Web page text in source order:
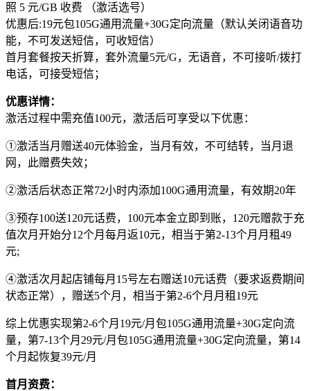
照 5 元/GB 收费 （激活选号）
优惠后:19元包105G通用流量+30G定向流量（默认关闭语音功
能，不可发送短信，可收短信）
首月套餐按天折算，套外流量5元/G，无语音，不可接听/拨打
电话，可接受短信；
优惠详情：
激活过程中需充值100元，激活后可享受以下优惠：
①激活当月赠送40元体验金，当月有效，不可结转，当月退
网，此赠费失效；
②激活后状态正常72小时内添加100G通用流量，有效期20年
③预存100送120元话费，100元本金立即到账，120元赠款于充
值次月开始分12个月每月返10元，相当于第2-13个月月租49
元;
④激活次月起店铺每月15号左右赠送10元话费（要求返费期间
状态正常），赠送5个月，相当于第2-6个月月租19元
综上优惠实现第2-6个月19元/月包105G通用流量+30G定向流
量，第7-13个月29元/月包105G通用流量+30G定向流量，第14
个月起恢复39元/月
首月资费：